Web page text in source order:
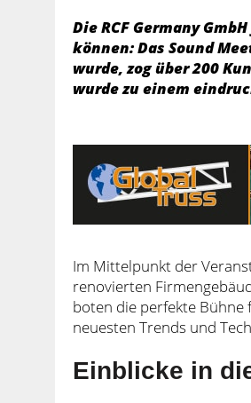
Die RCF Germany
können: Das Sound
wurde, zog über 200
wurde zu einem
Im Mittelpunkt der
renovierten
boten die perfekte
neuesten Trends und
Einblicke in